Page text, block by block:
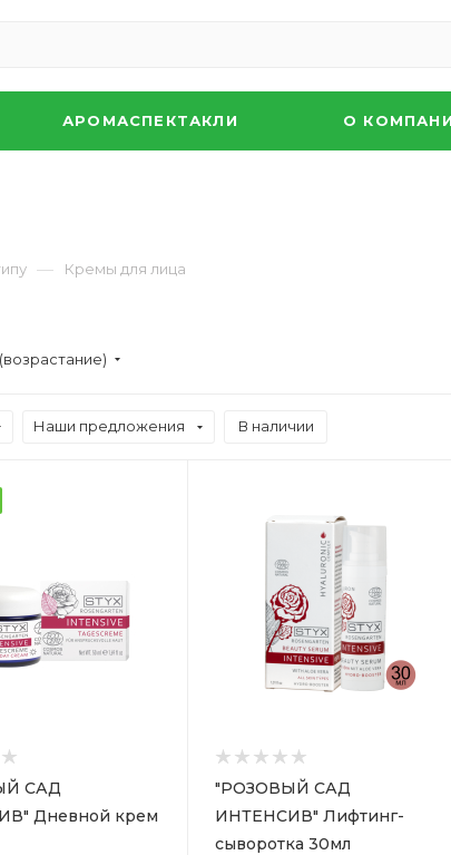
АРОМАСПЕКТАКЛИ О
— Кремы для лица
Наши предложения В наличии
САД
Дневной крем
"РОЗОВЫЙ САД
ИНТЕНСИВ" Лифтинг-
сыворотка 30мл